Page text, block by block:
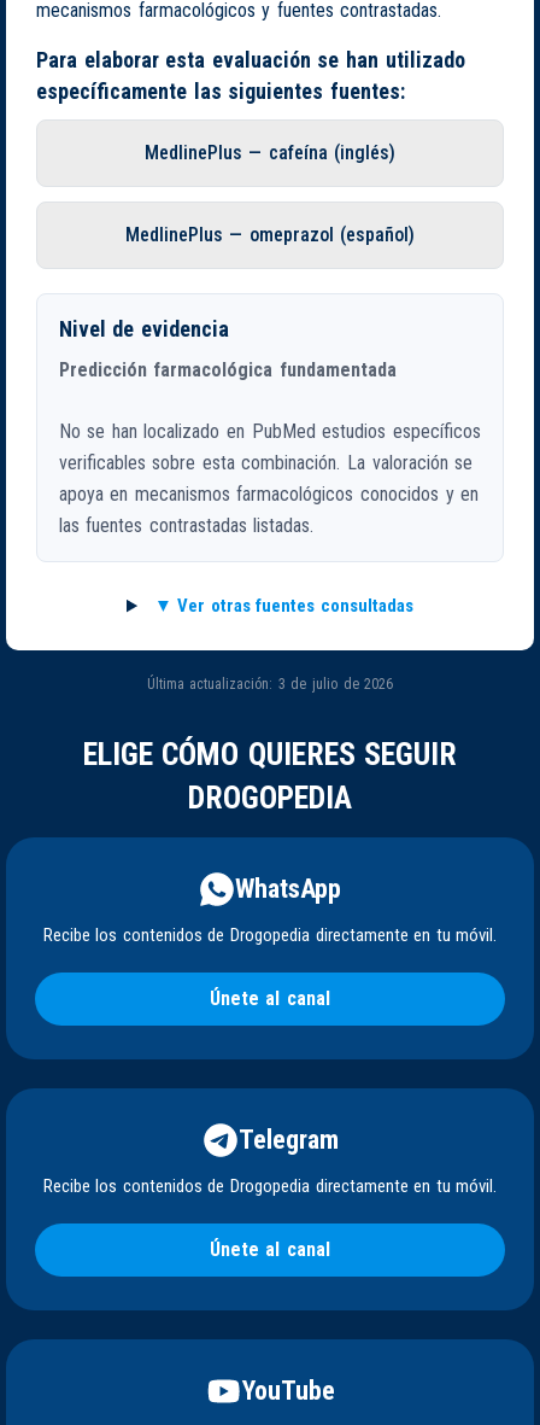
mecanismos farmacológicos y fuentes contrastadas.
Para elaborar esta evaluación se han utilizado
específicamente las siguientes fuentes:
MedlinePlus — cafeína (inglés)
MedlinePlus — omeprazol (español)
Nivel de evidencia
Predicción farmacológica fundamentada
No se han localizado en PubMed estudios específicos
verificables sobre esta combinación. La valoración se
apoya en mecanismos farmacológicos conocidos y en
las fuentes contrastadas listadas.
Ver otras fuentes consultadas
Última actualización: 3 de julio de 2026
ELIGE CÓMO QUIERES SEGUIR
DROGOPEDIA
WhatsApp
Recibe los contenidos de Drogopedia directamente en tu móvil.
Únete al canal
Telegram
Recibe los contenidos de Drogopedia directamente en tu móvil.
Únete al canal
YouTube